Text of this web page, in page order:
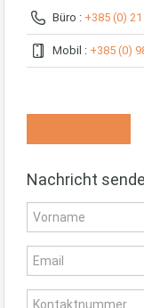
Büro : +385 (0)
Mobil : +385 (0)
Nachricht